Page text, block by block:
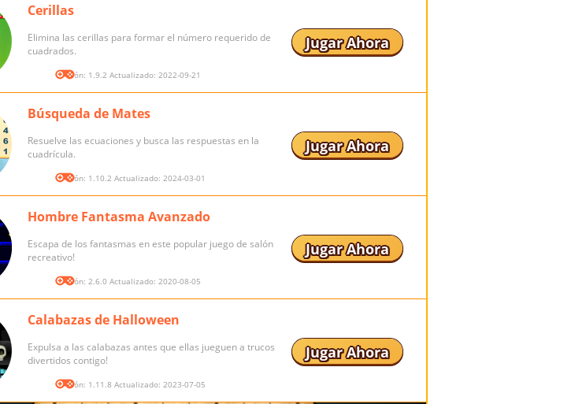
Cerillas
Elimina las cerillas para formar el número requerido de
cuadrados.
Versión: 1.9.2 Actualizado: 2022-09-21
Jugar Ahora
Búsqueda de Mates
Resuelve las ecuaciones y busca las respuestas en la
cuadrícula.
Versión: 1.10.2 Actualizado: 2024-03-01
Jugar Ahora
Hombre Fantasma Avanzado
Escapa de los fantasmas en este popular juego de salón
recreativo!
Versión: 2.6.0 Actualizado: 2020-08-05
Jugar Ahora
Calabazas de Halloween
Expulsa a las calabazas antes que ellas jueguen a trucos
divertidos contigo!
Versión: 1.11.8 Actualizado: 2023-07-05
Jugar Ahora